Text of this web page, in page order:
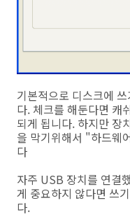
기본적으로 디스크에
다. 체크를 해둔다면 캐
되게 됩니다. 하지만 장
을 막기위해서 "하드웨
다
자주 USB 장치를 연결
게 중요하지 않다면 쓰
다.